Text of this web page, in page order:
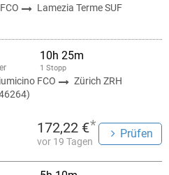
Lamezia Terme SUF
10h 25m
1 Stopp
FCO
Zürich ZRH
172,22 €*
vor 19 Tagen
Prüfen